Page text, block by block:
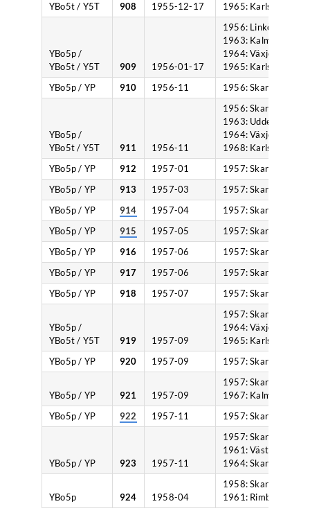
YBo5t / Y5T
908 1955-12-17
1965: Karlshamn.
YBo5p /
YBo5t / Y5T
909 1956-01-17
1956: Linköping,
1963: Kalmar,
1964: Växjö,
1965: Karlshamn.
YBo5p / YP
910 1956-11 1956: Skara.
YBo5p /
YBo5t / Y5T
911 1956-11
1956: Skara,
1963: Uddevalla,
1964: Växjö,
1968: Karlshamn.
YBo5p / YP
912 1957-01
1957: Skara.
YBo5p / YP
913 1957-03
1957: Skara.
YBo5p / YP
914 1957-04
1957: Skara.
YBo5p / YP
915 1957-05
1957: Skara.
YBo5p / YP
916 1957-06
1957: Skara.
YBo5p / YP
917 1957-06
1957: Skara.
YBo5p / YP
918 1957-07 1957: Skara.
YBo5p /
YBo5t / Y5T
919 1957-09
1957: Skara,
1964: Växjö,
1965: Karlshamn.
YBo5p / YP
920 1957-09 1957: Skara.
YBo5p / YP 921 1957-09
1957: Skara,
1967: Kalmar.
YBo5p / YP
922 1957-11 1957: Skara.
YBo5p / YP 923 1957-11
1957: Skara,
1961: Västervik,
1964: Skara.
YBo5p 924 1958-04
1958: Skara,
1961: Rimbo.